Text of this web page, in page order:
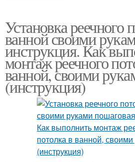
Установка реечного
ванной своими
инструкция. Как
монтаж реечного
ванной, своими
(инструкция)